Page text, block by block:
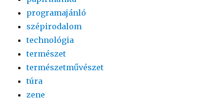
programajánló
szépirodalom
technológia
természet
természetművészet
túra
zene